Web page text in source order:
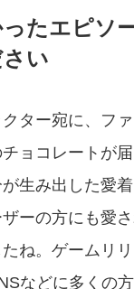
たエピソ
い
ター宛に、フ
ョコレートが
生み出した愛
ーの方にも愛
ね。ゲームリ
などに多くの